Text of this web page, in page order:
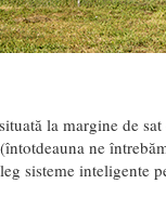
la margine de
ne
sisteme inteligente